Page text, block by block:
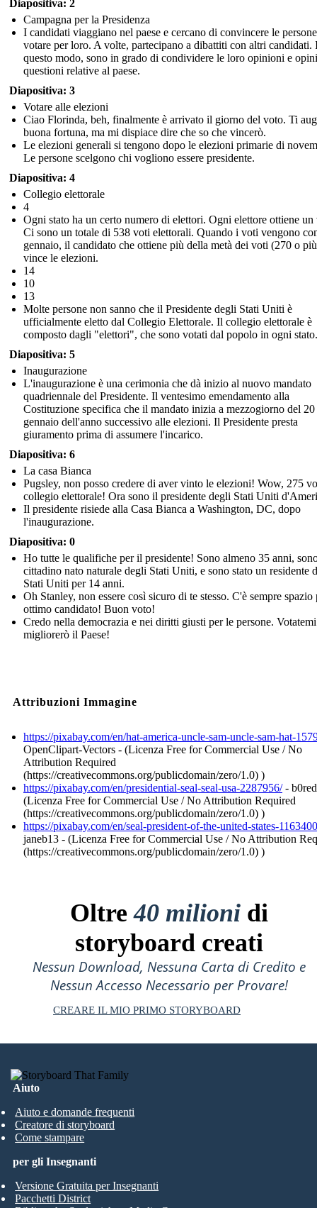
Diapositiva: 2
Campagna per la Presidenza
I candidati viaggiano nel paese e cercano di convincere le
votare per loro. A volte, partecipano a dibattiti con altri candidati.
questo modo, sono in grado di condividere le loro opinioni e
questioni relative al paese.
Diapositiva: 3
Votare alle elezioni
Ciao Florinda, beh, finalmente è arrivato il giorno del voto. Ti
buona fortuna, ma mi dispiace dire che so che vincerò.
Le elezioni generali si tengono dopo le elezioni primarie di
Le persone scelgono chi vogliono essere presidente.
Diapositiva: 4
Collegio elettorale
4
Ogni stato ha un certo numero di elettori. Ogni elettore ottiene un
Ci sono un totale di 538 voti elettorali. Quando i voti vengono
gennaio, il candidato che ottiene più della metà dei voti (270 o
vince le elezioni.
14
10
13
Molte persone non sanno che il Presidente degli Stati Uniti è
ufficialmente eletto dal Collegio Elettorale. Il collegio elettorale è
composto dagli "elettori", che sono votati dal popolo in ogni stato.
Diapositiva: 5
Inaugurazione
L'inaugurazione è una cerimonia che dà inizio al nuovo mandato
quadriennale del Presidente. Il ventesimo emendamento alla
Costituzione specifica che il mandato inizia a mezzogiorno del 20
gennaio dell'anno successivo alle elezioni. Il Presidente presta
giuramento prima di assumere l'incarico.
Diapositiva: 6
La casa Bianca
Pugsley, non posso credere di aver vinto le elezioni! Wow, 275
collegio elettorale! Ora sono il presidente degli Stati Uniti
Il presidente risiede alla Casa Bianca a Washington, DC, dopo
l'inaugurazione.
Diapositiva: 0
Ho tutte le qualifiche per il presidente! Sono almeno 35 anni,
cittadino nato naturale degli Stati Uniti, e sono stato un residente
Stati Uniti per 14 anni.
Oh Stanley, non essere così sicuro di te stesso. C'è sempre spazio
ottimo candidato! Buon voto!
Credo nella democrazia e nei diritti giusti per le persone.
migliorerò il Paese!
Attribuzioni Immagine
https://pixabay.com/en/hat-america-uncle-sam-uncle-sam-hat-
OpenClipart-Vectors - (Licenza Free for Commercial Use / No
Attribution Required
(https://creativecommons.org/publicdomain/zero/1.0) )
https://pixabay.com/en/presidential-seal-seal-usa-2287956/-
(Licenza Free for Commercial Use / No Attribution Required
(https://creativecommons.org/publicdomain/zero/1.0) )
https://pixabay.com/en/seal-president-of-the-united-states-
janeb13 - (Licenza Free for Commercial Use / No Attribution
(https://creativecommons.org/publicdomain/zero/1.0) )
Oltre40 milioni di
storyboard creati
Nessun Download, Nessuna Carta di Credito e
Nessun Accesso Necessario per Provare!
CREARE IL MIO PRIMO STORYBOARD
Aiuto
Aiuto e domande frequenti
Creatore di storyboard
Come stampare
per gli Insegnanti
Versione Gratuita per Insegnanti
Pacchetti District